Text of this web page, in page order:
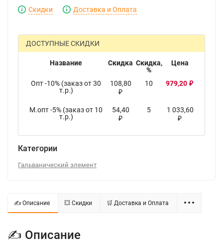
Скидки Доставка и Оплата
ДОСТУПНЫЕ СКИДКИ
Название Скидка Скидка,
%
Цена
Опт -10% (заказ от 30
т.р.)
108,80
₽
10 979,20 ₽
М.опт -5% (заказ от 10
т.р.)
54,40
₽
5 1 033,60
₽
Категории
Гальванический элемент
✍ Описание 💥 Скидки 🛒 Доставка и Оплата
✍ Описание